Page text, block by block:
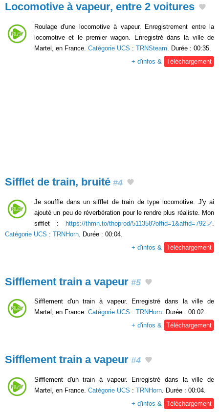
Locomotive à vapeur, entre 2 voitures
Roulage d'une locomotive à vapeur. Enregistrement entre la
locomotive et le premier wagon. Enregistré dans la ville de
Martel, en France. Catégorie UCS : TRNSteam. Durée : 00:35.
+ d'infos & Téléchargement
Sifflet de train, bruité #4
Je souffle dans un sifflet de train de type locomotive. J'y ai
ajouté un peu de réverbération pour le rendre plus réaliste. Mon
sifflet :
https://thmn.to/thoprod/511358?offid=1&affid=792
Catégorie UCS : TRNHorn . Durée : 00:04.
+ d'infos &
Téléchargement
Sifflement train a vapeur #5
Sifflement d'un train à vapeur. Enregistré dans la ville de
Martel, en France. Catégorie UCS : TRNHorn. Durée : 00:02.
+ d'infos & Téléchargement
Sifflement train a vapeur #4
Sifflement d'un train à vapeur. Enregistré dans la ville de
Martel, en France. Catégorie UCS : TRNHorn. Durée : 00:04.
+ d'infos & Téléchargement